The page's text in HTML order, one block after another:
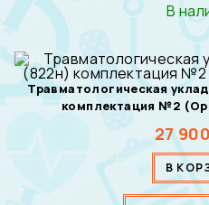
В
Травматологическая
комплектация №2
27 900
В